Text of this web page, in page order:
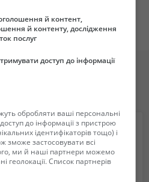
й контент,
й контенту, дослідження
послуг
доступ до інформації
обробляти ваші персональні
до інформації з пристрою
ідентифікаторів тощо) і
зможе застосовувати всі
ми й наші партнери можемо
геолокації. Список партнерів